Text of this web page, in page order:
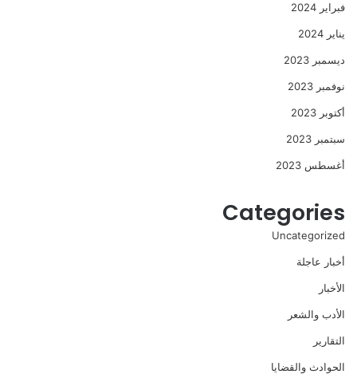
فبراير 2024
يناير 2024
ديسمبر 2023
نوفمبر 2023
أكتوبر 2023
سبتمبر 2023
أغسطس 2023
Categories
Uncategorized
أخبار عاجلة
الأخبار
الأدب والشعر
التقارير
الحوادث والقضايا